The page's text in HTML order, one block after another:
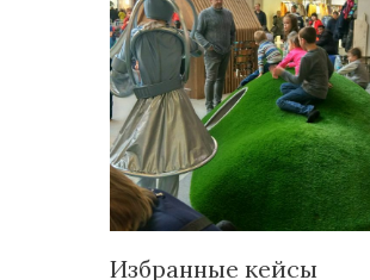
Избранные кейсы